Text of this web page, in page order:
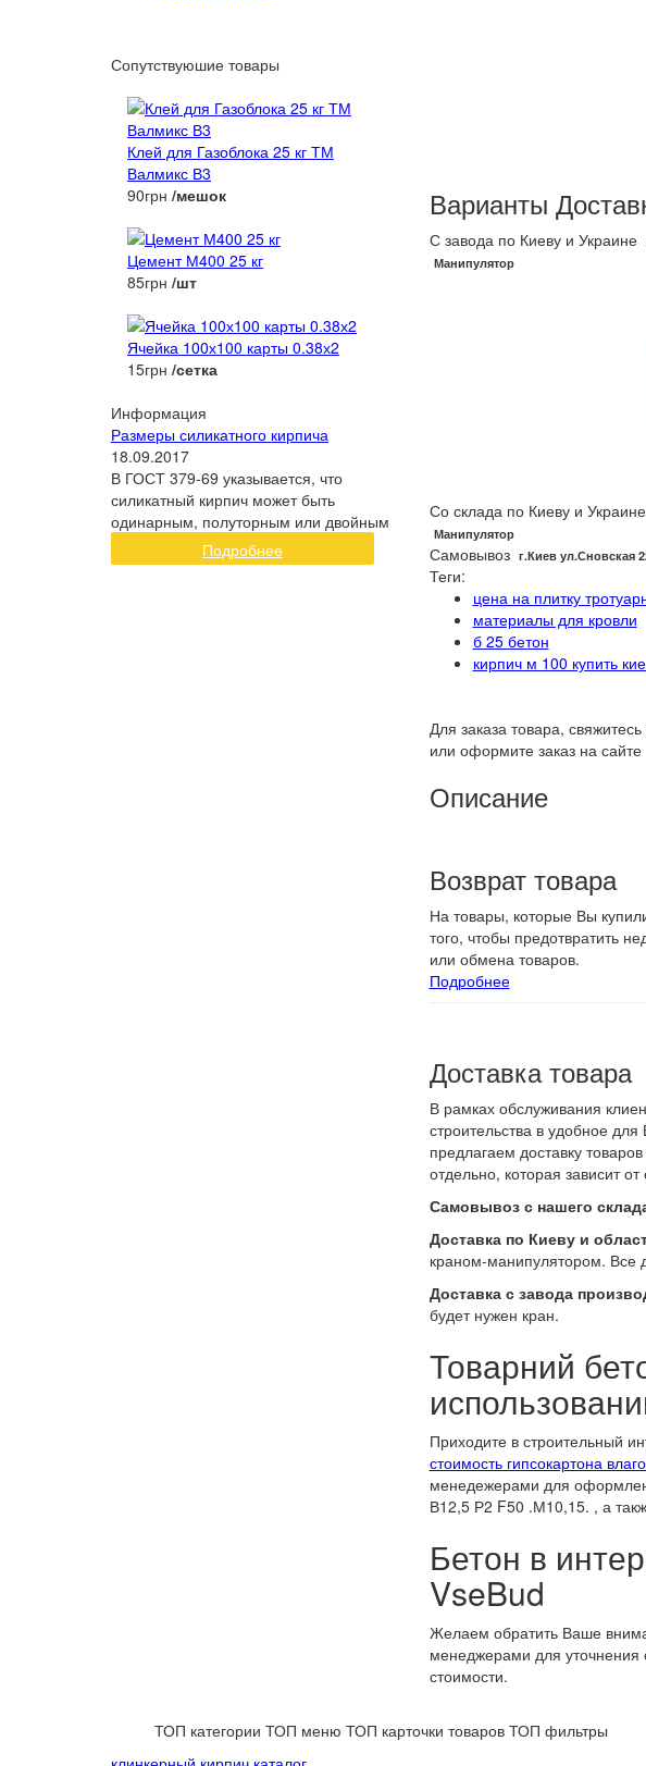
Сопутствуюшие товары
Клей для Газоблока 25 кг ТМ
Валмикс В3
90грн /мешок
Цемент М400 25 кг
85грн /шт
Ячейка 100х100 карты 0.38х2
15грн /сетка
Информация
Размеры силикатного кирпича
18.09.2017
В ГОСТ 379-69 указывается, что
силикатный кирпич может быть
одинарным, полуторным или двойным
Подробнее
Варианты
С завода по Киеву и Украине
Манипулятор
Со склада по Киеву и Украине
Манипулятор
Самовывоз г.Киев ул.Сновская
Теги:
цена на плитку
материалы для кровли
б 25 бетон
кирпич м 100 купить
Для заказа товара,
или оформите заказ на сайте
Описание
Возврат товара
На товары, которые Вы
того, чтобы предотвратить
или обмена товаров.
Подробнее
Доставка товара
В рамках обслуживания
строительства в удобное
предлагаем доставку
отдельно, которая зависит
Самовывоз с нашего
Доставка по Киеву и
краном-манипулятором. Все
Доставка с завода
будет нужен кран.
Товарний
Приходите в строительный
стоимость гипсокартона
менедежерами для
В12,5 Р2 F50 .М10,15. , а
Бетон в
VseBud
Желаем обратить Ваше
менеджерами для
стоимости.
ТОП категории ТОП меню ТОП карточки товаров ТОП фильтры